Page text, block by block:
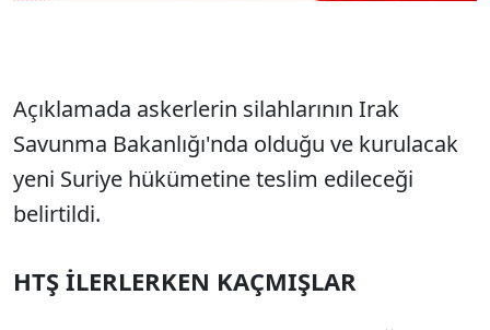
Açıklamada askerlerin silahlarının Irak
Savunma Bakanlığı'nda olduğu ve kurulacak
yeni Suriye hükümetine teslim edileceği
belirtildi.
HTŞ İLERLERKEN KAÇMIŞLAR